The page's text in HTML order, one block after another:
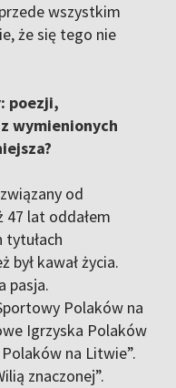
wszystkim
że się tego nie
poezji,
wymienionych
od
lat oddałem
tytułach
był kawał życia.
pasja.
Polaków na
Igrzyska Polaków
na Litwie”.
znaczonej”.